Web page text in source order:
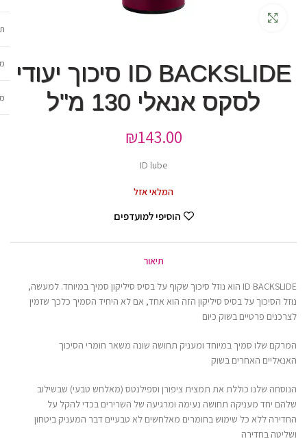
ID BACKSLIDE סיכוך יעודי
לסקס אנאלי 130 מ"ל
₪143.00
ID lube
המלאי אזל
הוסיפי למועדפים
תיאור
ID BACKSLIDE הוא נוזל סיכוך שקוף על בסיס סיליקון סמיך במיוחד. למעשה,
נוזל הסיכוך על בסיס סיליקון הזה הוא אחד, אם לא היחיד הסמיך כלכך שזמין
לצרכנים פרטיים בשוק כיום
המרקם שלו סמיך במיוחד ומעניק תחושה שונה משאר חומרי הסיכוך
האנאליים האחרים בשוק
הנוסחה שלנו כוללת את תמצית ציפורן וספילנטס (מאלחש טבעי) שבשילוב
שלהם יחד מעניקה תחושה נעימה ומרגיעה של השרירים בכדי להקל על
החדירה ללא כל שימוש בחומרים מאלחשים לא טבעיים דבר המעניק ביטחון
ושליטה בחדירה